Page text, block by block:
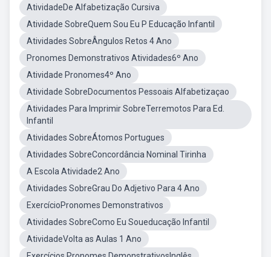
AtividadeDe Alfabetização Cursiva
Atividade SobreQuem Sou Eu P Educação Infantil
Atividades SobreÂngulos Retos 4 Ano
Pronomes Demonstrativos Atividades6º Ano
Atividade Pronomes4º Ano
Atividade SobreDocumentos Pessoais Alfabetizaçao
Atividades Para Imprimir SobreTerremotos Para Ed.
Infantil
Atividades SobreÁtomos Portugues
Atividades SobreConcordância Nominal Tirinha
A Escola Atividade2 Ano
Atividades SobreGrau Do Adjetivo Para 4 Ano
ExercícioPronomes Demonstrativos
Atividades SobreComo Eu Soueducação Infantil
AtividadeVolta as Aulas 1 Ano